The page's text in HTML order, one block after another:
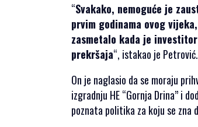
“Svakako, nemoguće je
prvim godinama ovog
zasmetalo kada je
prekršaja“, istakao je Petrović.
On je naglasio da se moraju
izgradnju HE “Gornja Drina” i
poznata politika za koju se zna